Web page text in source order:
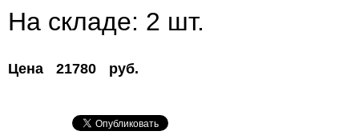
На складе: 2 шт.
Цена 21780 руб.